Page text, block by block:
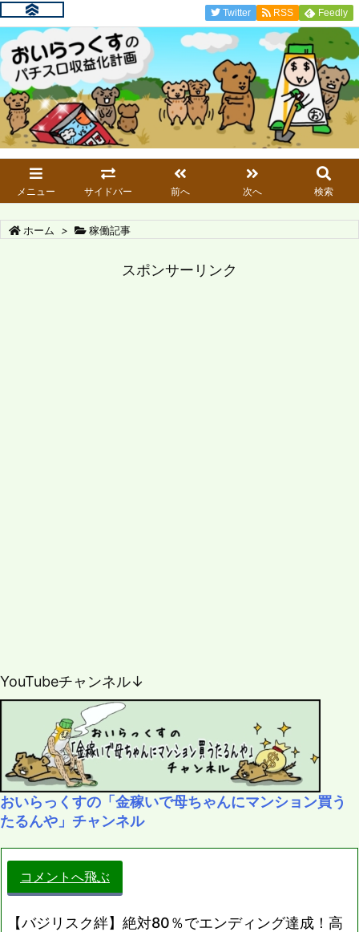
メニュー サイドバー 前へ 次へ 検索
Twitter RSS Feedly
ホーム > 稼働記事
スポンサーリンク
YouTubeチャンネル↓
おいらっくすの「金稼いで母ちゃんにマンション買う
たるんや」チャンネル
コメントへ飛ぶ
【バジリスク絆】絶対80％でエンディング達成！高